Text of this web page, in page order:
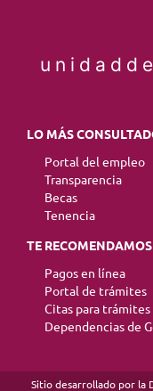
LO MÁS
Portal del empleo
Transparencia
Becas
Tenencia
TE RECOMENDAMOS
Pagos en línea
Portal de trámites
Citas para trámites
Dependencias de
Sitio desarrollado por la